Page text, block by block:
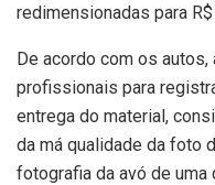
redimensionadas para
De acordo com os
profissionais para
entrega do material,
da má qualidade da foto
fotografia da avó de uma